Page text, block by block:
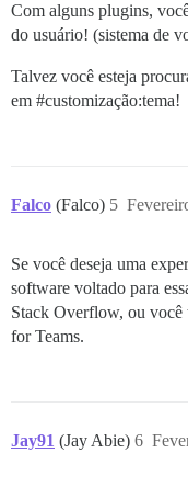
Com alguns plugins,
do usuário! (sistema de
Talvez você esteja
em #customização:tema!
Falco (Falco) 5
Se você deseja uma
software voltado para
Stack Overflow, ou
for Teams.
Jay91 (Jay Abie) 6